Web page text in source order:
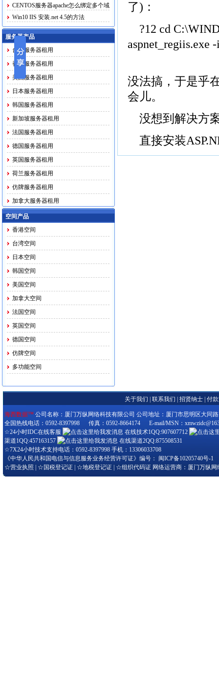
布CENTOS服务器apache怎么绑定多个域
名Win10 IIS 安装.net 4.5的方法
服务器产品
台湾服务器租用
香港服务器租用
美国服务器租用
日本服务器租用
韩国服务器租用
新加坡服务器租用
法国服务器租用
德国服务器租用
英国服务器租用
荷兰服务器租用
仿牌服务器租用
加拿大服务器租用
马印越泰务器租用
空间产品
香港空间
台湾空间
日本空间
韩国空间
美国空间
加拿大空间
法国空间
英国空间
德国空间
仿牌空间
多功能空间
了)：
?12 cd
aspnet_regiis.exe
没法搞，于是乎
会儿。
没想到解决方
直接安装
关于我们 联系我们 招贤纳士 付
海西数据™ 公司名称：厦门万纵网络科技有限公司 公司地址：厦门市思明区大同路
全国热线电话：0592-8397998 传真：0592-8664174 E-mail/MSN：
☆24小时IDC在线客服
在线技术1QQ:907607712
渠道1QQ:457163157
在线渠道2QQ:875508531
☆7X24小时技术支持电话：0592-8397998 手机：13306033708
《中华人民共和国电信与信息服务业务经营许可证》编号： 闽ICP备10205740号-1
☆营业执照 | ☆ 国税登记证 | ☆地税登记证 | ☆组织代码证 网络运营商：厦门万纵